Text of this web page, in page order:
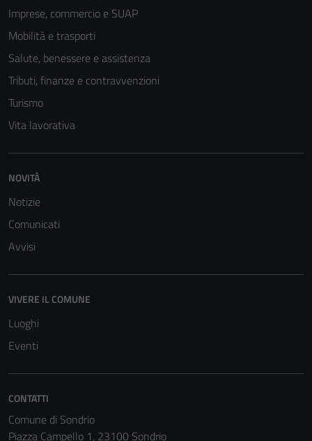
Imprese, commercio e SUAP
Mobilità e trasporti
Salute, benessere e assistenza
Tributi, finanze e contravvenzioni
Turismo
Vita lavorativa
NOVITÀ
Notizie
Comunicati
Avvisi
VIVERE IL COMUNE
Luoghi
Eventi
CONTATTI
Comune di Sondrio
Piazza Campello 1, 23100 Sondrio
sono necessari
Questi cookie